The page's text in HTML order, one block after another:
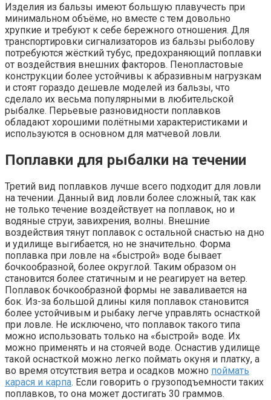
Изделия из бальзы имеют большую плавучесть при
минимальном объёме, но вместе с тем довольно
хрупкие и требуют к себе бережного отношения. Для
транспортировки сигнализаторов из бальзы рыболову
потребуются жёсткий тубус, предохраняющий поплавки
от воздействия внешних факторов. Пенопластовые
конструкции более устойчивы к абразивным нагрузкам
и стоят гораздо дешевле моделей из бальзы, что
сделало их весьма популярными в любительской
рыбалке. Перьевые разновидности поплавков
обладают хорошими полётными характеристиками и
используются в основном для матчевой ловли.
Поплавки для рыбалки на течении
Третий вид поплавков лучше всего подходит для ловли
на течении. Данный вид ловли более сложный, так как
не только течение воздействует на поплавок, но и
водяные струи, завихрения, волны. Внешние
воздействия тянут поплавок с остальной снастью на дно
и удилище выгибается, но не значительно. Форма
поплавка при ловле на «быстрой» воде бывает
бочкообразной, более округлой. Таким образом он
становится более статичным и не реагирует на ветер.
Поплавок бочкообразной формы не заваливается на
бок. Из-за большой длины киля поплавок становится
более устойчивым и рыбаку легче управлять оснасткой
при ловле. Не исключено, что поплавок такого типа
можно использовать только на «быстрой» воде. Их
можно применять и на стоячей воде. Оснастив удилище
такой оснасткой можно легко поймать окуня и платку, а
во время отсутствия ветра и осадков можно поймать
карася и карпа. Если говорить о грузоподъемности таких
поплавков, то она может достигать 30 граммов.